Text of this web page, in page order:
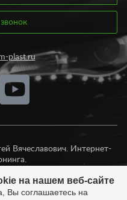
plast.ru
Вячеславович. Интернет-
на нашем веб-сайте
Вы соглашаетесь на